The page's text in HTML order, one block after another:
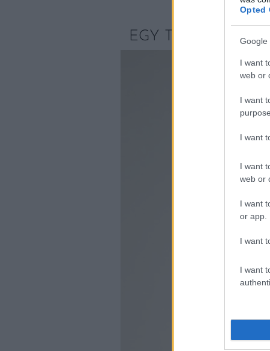
Opted
Google
I want
web or
I want
I want
I want
web or
I want
or app.
I want
I want
EGY TORTA, AMI